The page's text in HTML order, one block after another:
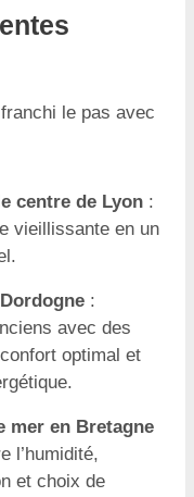
le pas avec
centre de Lyon :
vieillissante en un
:
avec des
optimal et
mer en Bretagne
l’humidité,
et choix de